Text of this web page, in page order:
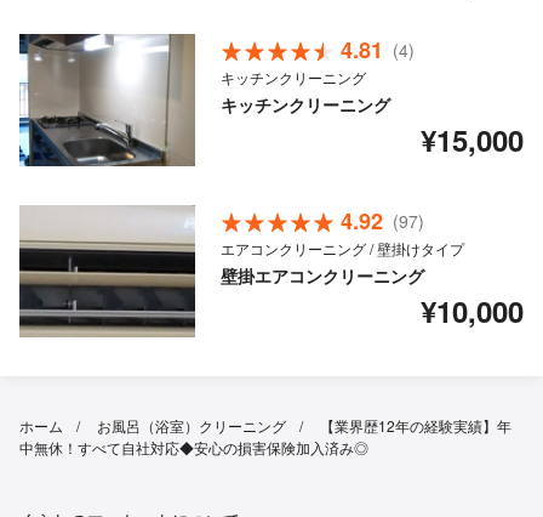
4.81 (4)
キッチンクリーニング
キッチンクリーニング
¥15,000
4.92 (97)
エアコンクリーニング / 壁掛けタイプ
壁掛エアコンクリーニング
¥10,000
ホーム お風呂（浴室）クリーニング
【業界歴12年の経験実績】年
中無休！すべて自社対応◆安心の損害保険加入済み◎